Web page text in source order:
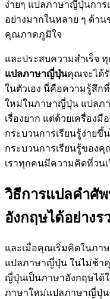
ง่ายๆ แปลภาษาญี่ปุ่นกา
อย่างมากในหลาย ๆ ด้า
คุณภาคภูมิใจ
และประสบความสำเร็จ
แปลภาษาญี่ปุ่นคุณจะได้
ในตัวเอง นี่คือความรู้สึก
ใหม่ในภาษาญี่ปุ่น แปลภ
เรื่องยาก แต่ด้วยเครื่อง
กระบวนการเรียนรู้ง่าย
กระบวนการเรียนรู้ของ
เราทุกคนมีความคิดที่วน
วิธีการแปลคำศั
อังกฤษได้อย่างร
และเมื่อคุณเริ่มคิดในภา
แปลภาษาญี่ปุ่น ในไม่ช้า
ญี่ปุ่นเป็นภาษาอังกฤษได้
ภาษาใหม่แปลภาษาญี่ปุ่